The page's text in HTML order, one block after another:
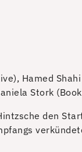
Hamed Shahi
Stork
den